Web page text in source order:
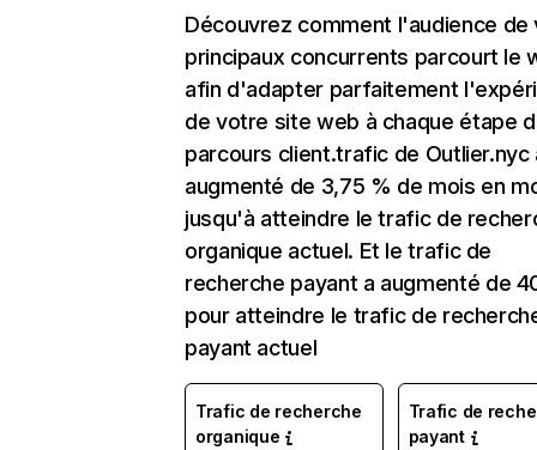
Découvrez comment l'audience de
principaux concurrents parcourt le
afin d'adapter parfaitement
de votre site web à chaque étape
parcours client.trafic de Outlier.nyc
augmenté de 3,75 % de mois en
jusqu'à atteindre le trafic de
organique actuel. Et le trafic de
recherche payant a augmenté de
pour atteindre le trafic de
payant actuel
Trafic de recherche
organique
Trafic de
payant